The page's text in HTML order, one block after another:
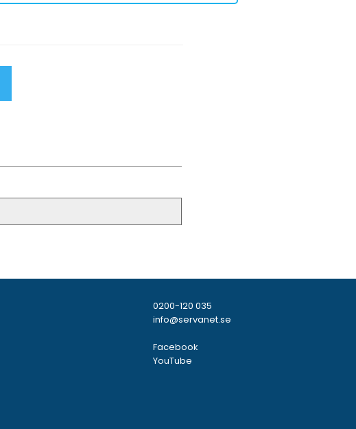
0200-120 035
info@servanet.se
Facebook
YouTube